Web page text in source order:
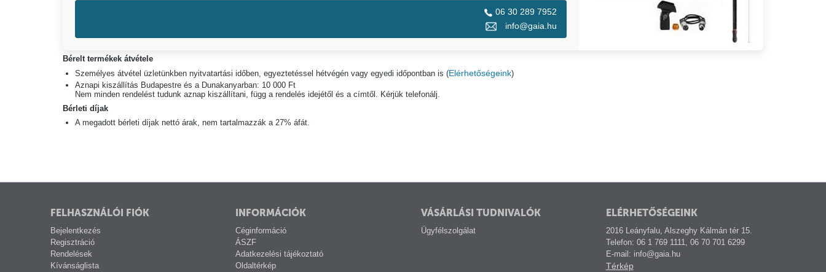
06 30 289 7952
info@gaia.hu
Bérelt termékek átvétele
Személyes átvétel üzletünkben nyitvatartási időben, egyeztetéssel hétvégén vagy egyedi időpontban is (Elérhetőségeink)
Aznapi kiszállítás Budapestre és a Dunakanyarban: 10 000 Ft
Nem minden rendelést tudunk aznap kiszállítani, függ a rendelés idejétől és a címtől. Kérjük telefonálj.
Bérleti díjak
A megadott bérleti díjak nettó árak, nem tartalmazzák a 27% áfát.
FELHASZNÁLÓI FIÓK
Bejelentkezés
Regisztráció
Rendelések
Kívánságlista
INFORMÁCIÓK
Céginformáció
ÁSZF
Adatkezelési tájékoztató
Oldaltérkép
VÁSÁRLÁSI TUDNIVALÓK
Ügyfélszolgálat
ELÉRHETŐSÉGEINK
2016 Leányfalu, Alszeghy Kálmán tér 15.
Telefon: 06 1 769 1111, 06 70 701 6299
E-mail: info@gaia.hu
Térkép